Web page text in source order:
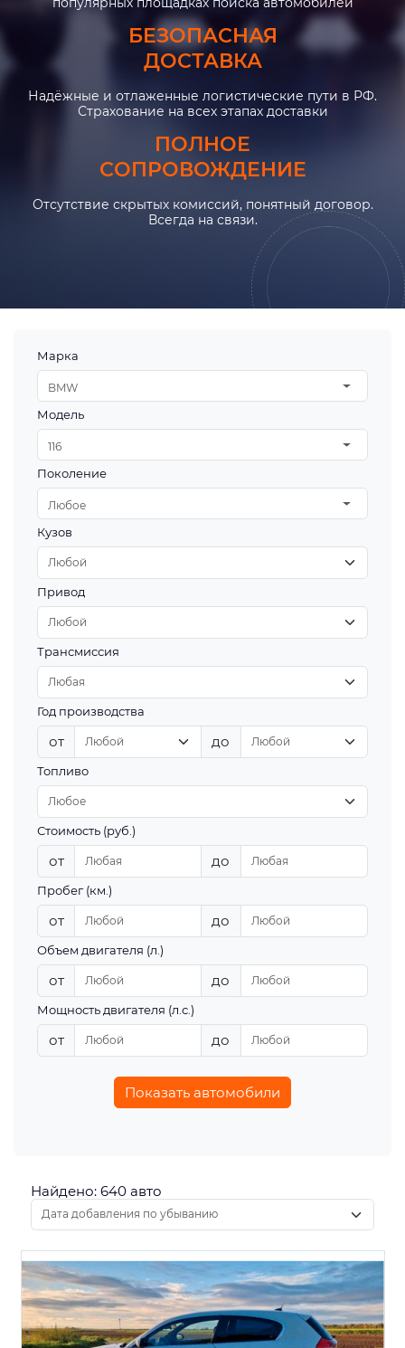
БЕЗОПАСНАЯ
ДОСТАВКА
Надёжные и отлаженные логистические пути в РФ.
Страхование на всех этапах доставки
ПОЛНОЕ
СОПРОВОЖДЕНИЕ
Отсутствие скрытых комиссий, понятный договор.
Всегда на связи.
Марка
BMW
Модель
116
Поколение
Любое
Кузов
Привод
Трансмиссия
Год производства
от до
Топливо
Стоимость (руб.)
от до
Пробег (км.)
от до
Объем двигателя (л.)
от до
Мощность двигателя (л.с.)
от до
Показать автомобили
Найдено: 640 авто